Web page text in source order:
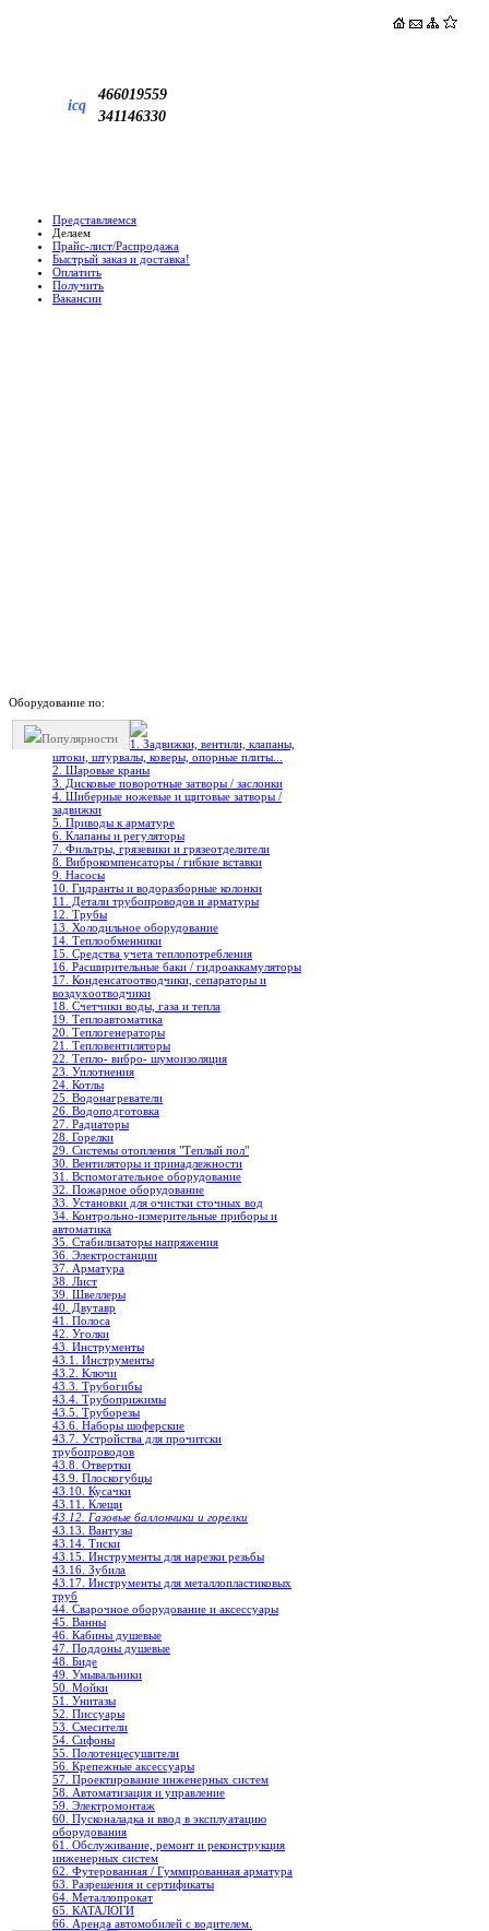
icq
466019559
341146330
Представляемся
Делаем
Прайс-лист/Распродажа
Быстрый заказ и доставка!
Оплатить
Получить
Вакансии
Оборудование по:
Популярности
1. Задвижки, вентили, клапаны,
штоки, штурвалы, коверы, опорные плиты...
2. Шаровые краны
3. Дисковые поворотные затворы / заслонки
4. Шиберные ножевые и щитовые затворы /
задвижки
5. Приводы к арматуре
6. Клапаны и регуляторы
7. Фильтры, грязевики и грязеотделители
8. Виброкомпенсаторы / гибкие вставки
9. Насосы
10. Гидранты и водоразборные колонки
11. Детали трубопроводов и арматуры
12. Трубы
13. Холодильное oборудование
14. Теплообменники
15. Средства учета теплопотребления
16. Расширительные баки / гидроаккамуляторы
17. Конденсатоотводчики, сепараторы и
воздухоотводчики
18. Счетчики воды, газа и тепла
19. Теплоавтоматика
20. Теплогенераторы
21. Тепловентиляторы
22. Тепло- вибро- шумоизоляция
23. Уплотнения
24. Котлы
25. Водонагреватели
26. Водоподготовка
27. Радиаторы
28. Горелки
29. Системы отопления "Теплый пол"
30. Вентиляторы и принадлежности
31. Вспомогательное оборудование
32. Пожарное оборудование
33. Установки для очистки сточных вод
34. Контрольно-измерительные приборы и
автоматика
35. Стабилизаторы напряжения
36. Электростанции
37. Арматура
38. Лист
39. Швеллеры
40. Двутавр
41. Полоса
42. Уголки
43. Инструменты
43.1. Инструменты
43.2. Ключи
43.3. Трубогибы
43.4. Трубоприжимы
43.5. Труборезы
43.6. Наборы шоферские
43.7. Устройства для прочитски
трубопроводов
43.8. Отвертки
43.9. Плоскогубцы
43.10. Кусачки
43.11. Клещи
43.12. Газовые баллончики и горелки
43.13. Вантузы
43.14. Тиски
43.15. Инструменты для нарезки резьбы
43.16. Зубила
43.17. Инструменты для металлопластиковых
труб
44. Сварочное оборудование и аксессуары
45. Ванны
46. Кабины душевые
47. Поддоны душевые
48. Биде
49. Умывальники
50. Мойки
51. Унитазы
52. Писсуары
53. Смесители
54. Сифоны
55. Полотенцесушители
56. Крепежные аксессуары
57. Проектирование инженерных систем
58. Автоматизация и управление
59. Электромонтаж
60. Пусконаладка и ввод в эксплуатацию
оборудования
61. Обслуживание, ремонт и реконструкция
инженерных систем
62. Футерованная / Гуммированная арматура
63. Разрешения и сертификаты
64. Металлопрокат
65. КАТАЛОГИ
66. Аренда автомобилей с водителем.